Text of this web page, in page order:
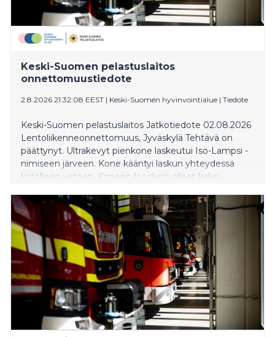
Keski-Suomen pelastuslaitos
onnettomuustiedote
2.8.2026 21:32:08 EEST | Keski-Suomen hyvinvointialue | Tiedote
Keski-Suomen pelastuslaitos Jatkotiedote 02.08.2026
Lentoliikenneonnettomuus, Jyväskylä Tehtävä on
päättynyt. Ultrakevyt pienkone laskeutui Iso-Lampsi -
nimiseen järveen. Kone kääntyi laskun yhteydessä
katolleen veteen. Koneen kyydissä olleet kaksi
ulos koneesta. Tilanteen rannalta havainnut sivullinen
avusti soutuveneellä heidät rantaan. Pienkone on
hinattu rantaan ja tilanne ohi. Kohteessa toimi yksi
pelastuslaitoksen yksikkö. Ihmisen pelastaminen
vedestä, Jyväskylä Keski-Suomen pelastuslaitos sai
myös toisen ihmisen pelastaminen vedestä tehtävän
klo 19:58. Ilmoituksen mukaan Jyväskylässä Ollilan
uimarannan edustalla oli mahdollisesti henkilö vedessä,
johon ei saatu puheyhteyttä. Rannalla olleet ilmoittivat
tilanteesta hätäkeskukseen. Pelastuslaitos kohteessa
todennut havainnon lumpeenlehdiksi. Havainto